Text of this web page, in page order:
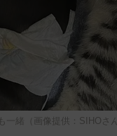
一緒（画像提供：SIHOさん